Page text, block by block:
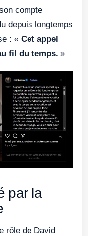
compte
depuis longtemps
: « Cet appel
fil du temps. »
par la
rôle de David